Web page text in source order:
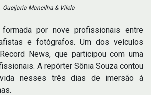
Queijaria Mancilha & Vilela
por nove profissionais entre
e fotógrafos. Um dos veículos
News, que participou com uma
A repórter Sônia Souza contou
nesses três dias de imersão à